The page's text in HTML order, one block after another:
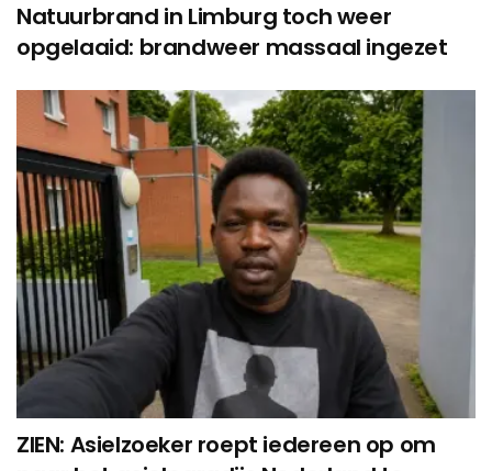
Natuurbrand in Limburg toch weer
opgelaaid: brandweer massaal ingezet
ZIEN: Asielzoeker roept iedereen op om